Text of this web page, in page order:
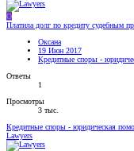
О
Платила долг по кредиту судебным
Оксана
19 Июн 2017
Кредитные споры -
Ответы
1
Просмотры
3 тыс.
Кредитные споры - юридическая
Lawyers